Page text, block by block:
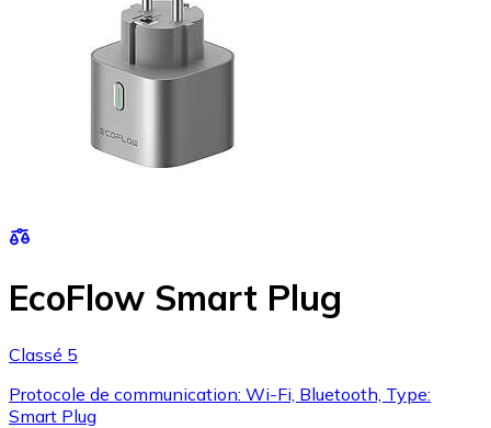
EcoFlow Smart Plug
Classé 5
Protocole de communication: Wi-Fi, Bluetooth, Type:
Smart Plug